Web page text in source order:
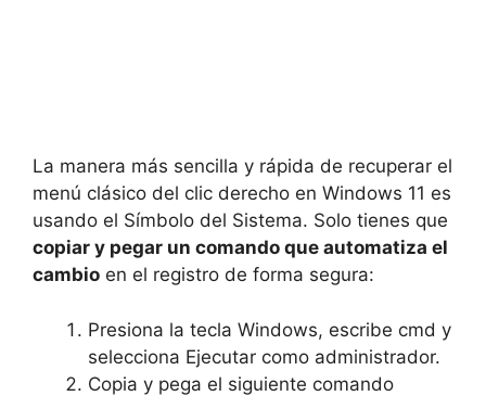
La manera más sencilla y rápida de recuperar el
menú clásico del clic derecho en Windows 11 es
usando el Símbolo del Sistema. Solo tienes que
copiar y pegar un comando que automatiza el
cambio en el registro de forma segura:
Presiona la tecla Windows, escribe cmd y
selecciona Ejecutar como administrador.
Copia y pega el siguiente comando